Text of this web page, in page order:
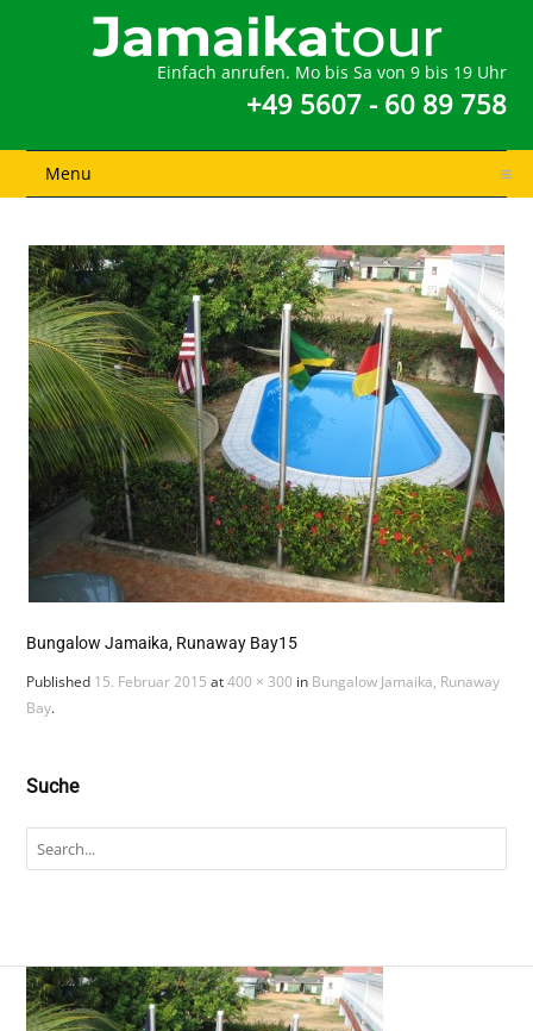
Einfach anrufen. Mo bis Sa von 9 bis 19 Uhr
+49 5607 - 60 89 758
Menu
Bungalow Jamaika, Runaway Bay15
Published 15. Februar 2015 at400 × 300 in Bungalow Jamaika, Runaway
Bay.
Suche